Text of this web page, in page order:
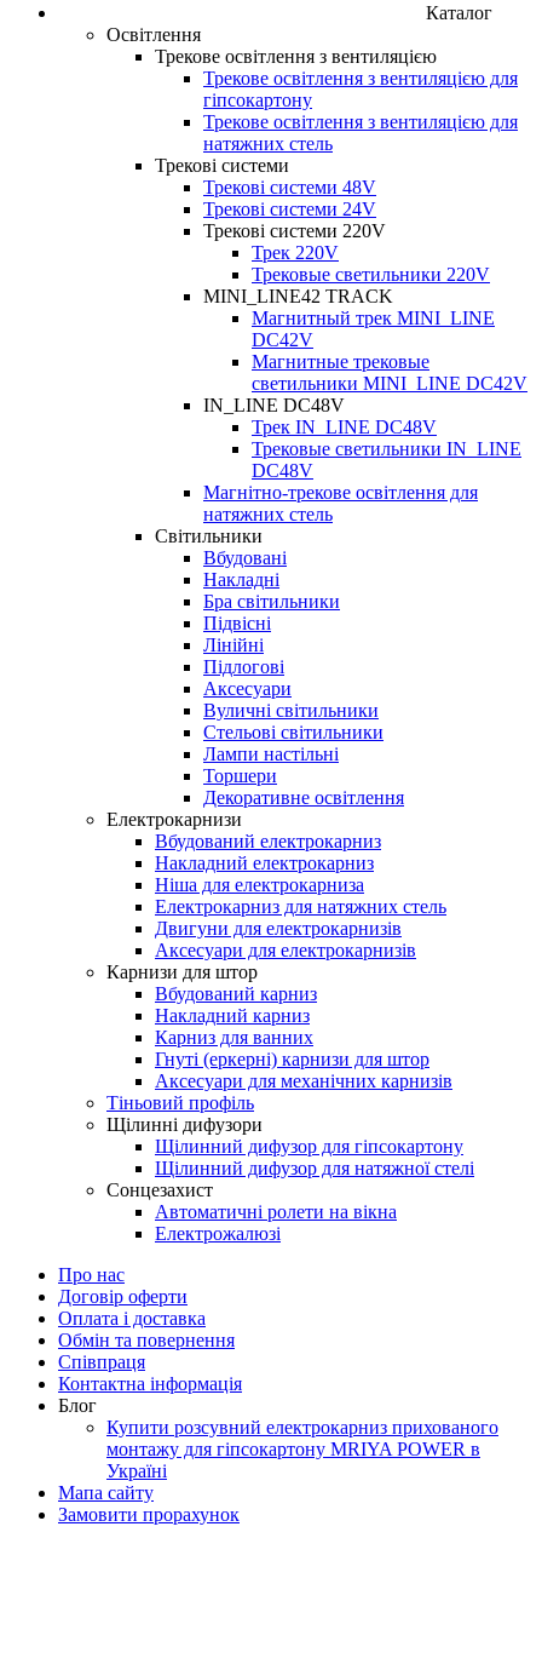
Каталог
Освітлення
Трекове освітлення з вентиляцією
Трекове освітлення з вентиляцією для
гіпсокартону
Трекове освітлення з вентиляцією для
натяжних стель
Трекові системи
Трекові системи 48V
Трекові системи 24V
Трекові системи 220V
Трек 220V
Трековые светильники 220V
MINI_LINE42 TRACK
Магнитный трек MINI_LINE
DC42V
Магнитные трековые
светильники MINI_LINE DC42V
IN_LINE DC48V
Трек IN_LINE DC48V
Трековые светильники IN_LINE
DC48V
Магнітно-трекове освітлення для
натяжних стель
Світильники
Вбудовані
Накладні
Бра світильники
Підвісні
Лінійні
Підлогові
Аксесуари
Вуличні світильники
Стельові світильники
Лампи настільні
Торшери
Декоративне освітлення
Електрокарнизи
Вбудований електрокарниз
Накладний електрокарниз
Ніша для електрокарниза
Електрокарниз для натяжних стель
Двигуни для електрокарнизів
Аксесуари для електрокарнизів
Карнизи для штор
Вбудований карниз
Накладний карниз
Карниз для ванних
Гнуті (еркерні) карнизи для штор
Аксесуари для механічних карнизів
Тіньовий профіль
Щілинні дифузори
Щілинний дифузор для гіпсокартону
Щілинний дифузор для натяжної стелі
Сонцезахист
Автоматичні ролети на вікна
Електрожалюзі
Про нас
Договір оферти
Оплата і доставка
Обмін та повернення
Співпраця
Контактна інформація
Блог
Купити розсувний електрокарниз прихованого
монтажу для гіпсокартону MRIYA POWER в
Україні
Мапа сайту
Замовити прорахунок